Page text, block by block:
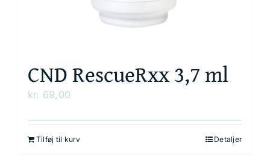
CND RescueRxx 3,7 ml
kr. 69,00
Tilføj til kurv Detaljer